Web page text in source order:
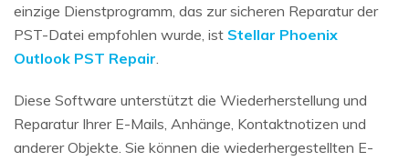
einzige Dienstprogramm, das zur sicheren Reparatur der
PST-Datei empfohlen wurde, ist Stellar Phoenix
Outlook PST Repair.
Diese Software unterstützt die Wiederherstellung und
Reparatur Ihrer E-Mails, Anhänge, Kontaktnotizen und
anderer Objekte. Sie können die wiederhergestellten E-